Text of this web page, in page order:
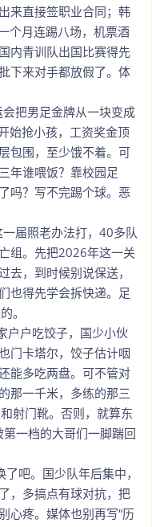
来直接签职业合同；韩
个月连踢八场，机票酒
内青训队出国比赛得先
下来对手都放假了。体
把男足金牌从一块变成
始抢小孩，工资奖金顶
包围，至少饿不着。可
年谁喂饭？靠校园足
吗？写不完踢个球。恶
届照老办法打，40多队
组。先把2026年这一关
去，到时候别说保送，
也得先学会拆快递。足
。
户户吃饺子，国少小伙
门卡塔尔，饺子估计咽
能多吃两盘。可不管对
那一千米，多练的那三
射门靴。否则，就算东
一档的大哥们一脚踹回
吧。国少队年后集中，
，多搞点有球对抗，把
心疼。媒体也别再写“历